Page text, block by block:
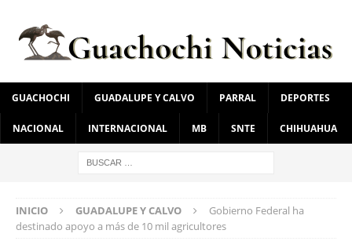
GUACHOCHI GUADALUPE Y CALVO PARRAL DEPORTES
NACIONAL INTERNACIONAL MB SNTE CHIHUAHUA
INICIO GUADALUPE Y CALVO
Gobierno Federal ha
destinado apoyo a más de 10 mil agricultores